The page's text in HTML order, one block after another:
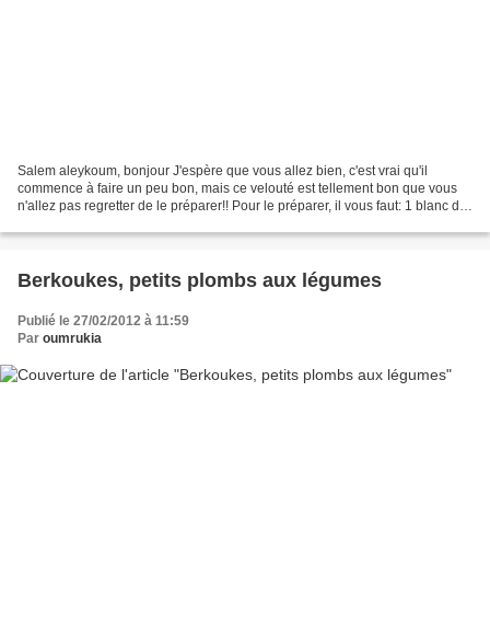
Salem aleykoum, bonjour J'espère que vous allez bien, c'est vrai qu'il
commence à faire un peu bon, mais ce velouté est tellement bon que vous
n'allez pas regretter de le préparer!! Pour le préparer, il vous faut: 1 blanc de
Berkoukes, petits plombs aux légumes
Publié le 27/02/2012 à 11:59
Par oumrukia